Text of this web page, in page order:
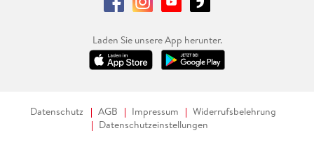
Laden Sie unsere App herunter.
Datenschutz AGB Impressum
Widerrufsbelehrung
Datenschutzeinstellungen